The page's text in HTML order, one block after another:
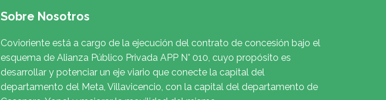
Sobre Nosotros
Covioriente está a cargo de la ejecución del contrato de concesión bajo el
esquema de Alianza Público Privada APP N° 010, cuyo propósito es
desarrollar y potenciar un eje viario que conecte la capital del
departamento del Meta, Villavicencio, con la capital del departamento de